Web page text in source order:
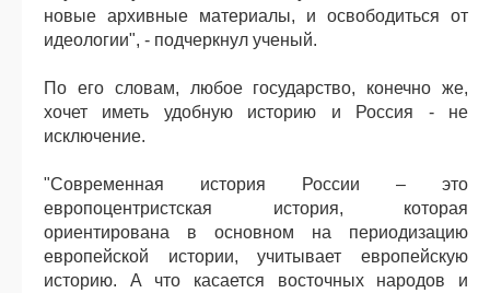
новые архивные материалы, и освободиться от
идеологии", - подчеркнул ученый.
По его словам, любое государство, конечно же,
хочет иметь удобную историю и Россия - не
исключение.
"Современная история России – это
европоцентристская история, которая
ориентирована в основном на периодизацию
европейской истории, учитывает европейскую
историю. А что касается восточных народов и